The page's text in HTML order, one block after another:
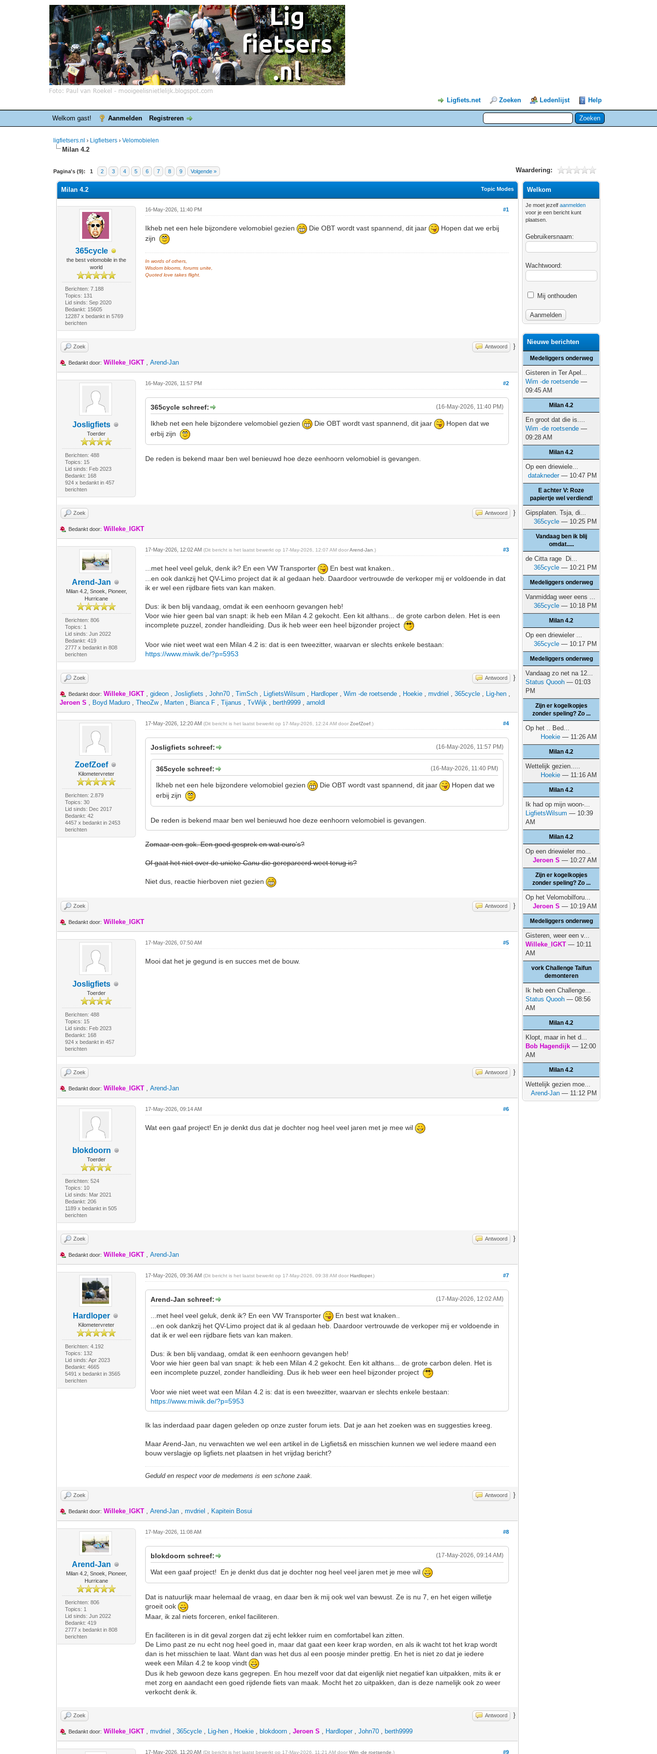
Ligfiets.net Zoeken Ledenlijst Help
Welkom gast! Aanmelden Registreren
ligfietsers.nl › Ligfietsers ›Velomobielen
Milan 4.2
Pagina's (9): 1 2 3 4 5 6 7 8 9 Volgende » Waardering:
0 stemmen - gemiddelde waardering is 0
1
2
3
4
5
Topic Modes
Milan 4.2
365cycle
the best velomobile in the
world
Berichten: 7.188
Topics: 131
Lid sinds: Sep 2020
Bedankt: 15605
12287 x bedankt in 5769
berichten
#1
16-May-2026, 11:40 PM
Ikheb net een hele bijzondere velomobiel gezien Die OBT wordt vast spannend, dit jaar
Hopen dat we erbij
zijn
In words of others,
Wisdom blooms, forums unite,
Quoted love takes flight.
Zoek Antwoord }
Bedankt door: Willeke_IGKT ,Arend-Jan
Josligfiets
Toerder
Berichten: 488
Topics: 15
Lid sinds: Feb 2023
Bedankt: 168
924 x bedankt in 457
berichten
#2
16-May-2026, 11:57 PM
(16-May-2026, 11:40 PM)
365cycle schreef:
Ikheb net een hele bijzondere velomobiel gezien Die OBT wordt vast spannend, dit jaar
Hopen dat we
erbij zijn
De reden is bekend maar ben wel benieuwd hoe deze eenhoorn velomobiel is gevangen.
Zoek Antwoord }
Bedankt door: Willeke_IGKT
Arend-Jan
Milan 4.2, Snoek, Pioneer,
Hurricane
Berichten: 806
Topics: 1
Lid sinds: Jun 2022
Bedankt: 419
2777 x bedankt in 808
berichten
#3
17-May-2026, 12:02 AM(Dit bericht is het laatst bewerkt op 17-May-2026, 12:07 AM doorArend-Jan .)
...met heel veel geluk, denk ik? En een VW Transporter
En best wat knaken..
...en ook dankzij het QV-Limo project dat ik al gedaan heb. Daardoor vertrouwde de verkoper mij er voldoende in dat
ik er wel een rijdbare fiets van kan maken.
Dus: ik ben blij vandaag, omdat ik een eenhoorn gevangen heb!
Voor wie hier geen bal van snapt: ik heb een Milan 4.2 gekocht. Een kit althans... de grote carbon delen. Het is een
incomplete puzzel, zonder handleiding. Dus ik heb weer een heel bijzonder project
Voor wie niet weet wat een Milan 4.2 is: dat is een tweezitter, waarvan er slechts enkele bestaan:
https://www.miwik.de/?p=5953
Zoek Antwoord }
Bedankt door: Willeke_IGKT ,gideon ,Josligfiets ,John70 ,TimSch , LigfietsWilsum , Hardloper,Wim -de roetsende , Hoekie ,mvdriel ,365cycle , Lig-hen ,
Jeroen S , Boyd Maduro ,TheoZw, Marten , Bianca F ,Tijanus ,TvWijk , berth9999 ,arnoldl
ZoefZoef
Kilometervreter
Berichten: 2.879
Topics: 30
Lid sinds: Dec 2017
Bedankt: 42
4457 x bedankt in 2453
berichten
#4
17-May-2026, 12:20 AM(Dit bericht is het laatst bewerkt op 17-May-2026, 12:24 AM doorZoefZoef .)
(16-May-2026, 11:57 PM)
Josligfiets schreef:
(16-May-2026, 11:40 PM)
365cycle schreef:
Ikheb net een hele bijzondere velomobiel gezien Die OBT wordt vast spannend, dit jaar
Hopen dat we
erbij zijn
De reden is bekend maar ben wel benieuwd hoe deze eenhoorn velomobiel is gevangen.
Zomaar een gok. Een goed gesprek en wat euro's?
Of gaat het niet over de unieke Canu die gerepareerd weet terug is?
Niet dus, reactie hierboven niet gezien
Zoek Antwoord }
Bedankt door: Willeke_IGKT
Josligfiets
Toerder
Berichten: 488
Topics: 15
Lid sinds: Feb 2023
Bedankt: 168
924 x bedankt in 457
berichten
#5
17-May-2026, 07:50 AM
Mooi dat het je gegund is en succes met de bouw.
Zoek Antwoord }
Bedankt door: Willeke_IGKT ,Arend-Jan
blokdoorn
Toerder
Berichten: 524
Topics: 10
Lid sinds: Mar 2021
Bedankt: 206
1189 x bedankt in 505
berichten
#6
17-May-2026, 09:14 AM
Wat een gaaf project! En je denkt dus dat je dochter nog heel veel jaren met je mee wil
Zoek Antwoord }
Bedankt door: Willeke_IGKT ,Arend-Jan
Hardloper
Kilometervreter
Berichten: 4.192
Topics: 132
Lid sinds: Apr 2023
Bedankt: 4665
5491 x bedankt in 3565
berichten
#7
17-May-2026, 09:36 AM(Dit bericht is het laatst bewerkt op 17-May-2026, 09:38 AM doorHardloper.)
(17-May-2026, 12:02 AM)
Arend-Jan schreef:
...met heel veel geluk, denk ik? En een VW Transporter
En best wat knaken..
...en ook dankzij het QV-Limo project dat ik al gedaan heb. Daardoor vertrouwde de verkoper mij er voldoende in
dat ik er wel een rijdbare fiets van kan maken.
Dus: ik ben blij vandaag, omdat ik een eenhoorn gevangen heb!
Voor wie hier geen bal van snapt: ik heb een Milan 4.2 gekocht. Een kit althans... de grote carbon delen. Het is
een incomplete puzzel, zonder handleiding. Dus ik heb weer een heel bijzonder project
Voor wie niet weet wat een Milan 4.2 is: dat is een tweezitter, waarvan er slechts enkele bestaan:
https://www.miwik.de/?p=5953
Ik las inderdaad paar dagen geleden op onze zuster forum iets. Dat je aan het zoeken was en suggesties kreeg.
Maar Arend-Jan, nu verwachten we wel een artikel in de Ligfiets& en misschien kunnen we wel iedere maand een
bouw verslagje op ligfiets.net plaatsen in het vrijdag bericht?
Geduld en respect voor de medemens is een schone zaak.
Zoek Antwoord }
Bedankt door: Willeke_IGKT ,Arend-Jan ,mvdriel , Kapitein Bosui
Arend-Jan
Milan 4.2, Snoek, Pioneer,
Hurricane
Berichten: 806
Topics: 1
Lid sinds: Jun 2022
Bedankt: 419
2777 x bedankt in 808
berichten
#8
17-May-2026, 11:08 AM
(17-May-2026, 09:14 AM)
blokdoorn schreef:
Wat een gaaf project! En je denkt dus dat je dochter nog heel veel jaren met je mee wil
Dat is natuurlijk maar helemaal de vraag, en daar ben ik mij ook wel van bewust. Ze is nu 7, en het eigen willetje
groeit ook
Maar, ik zal niets forceren, enkel faciliteren.
En faciliteren is in dit geval zorgen dat zij echt lekker ruim en comfortabel kan zitten.
De Limo past ze nu echt nog heel goed in, maar dat gaat een keer krap worden, en als ik wacht tot het krap wordt
dan is het misschien te laat. Want dan was het dus al een poosje minder prettig. En het is niet zo dat je iedere
week een Milan 4.2 te koop vindt
Dus ik heb gewoon deze kans gegrepen. En hou mezelf voor dat dat eigenlijk niet negatief kan uitpakken, mits ik er
met zorg en aandacht een goed rijdende fiets van maak. Mocht het zo uitpakken, dan is deze namelijk ook zo weer
verkocht denk ik.
Zoek Antwoord }
Bedankt door: Willeke_IGKT ,mvdriel ,365cycle , Lig-hen , Hoekie , blokdoorn ,Jeroen S , Hardloper,John70 , berth9999
#9
17-May-2026, 11:20 AM(Dit bericht is het laatst bewerkt op 17-May-2026, 11:21 AM doorWim -de roetsende .)
Welkom
Je moet jezelfaanmelden
voor je een bericht kunt
plaatsen.
Gebruikersnaam:
Wachtwoord:
Mij onthouden
Nieuwe berichten
Medeliggers onderweg
Gisteren in Ter Apel...
Wim -de roetsende —
09:45 AM
Milan 4.2
En groot dat die is....
Wim -de roetsende —
09:28 AM
Milan 4.2
Op een driewiele...
datakneder— 10:47 PM
E achter V: Roze
papiertje wel verdiend!
Gipsplaten. Tsja, di...
365cycle — 10:25 PM
Vandaag ben ik blij
omdat.....
de Citta rage Di...
365cycle — 10:21 PM
Medeliggers onderweg
Vanmiddag weer eens ...
365cycle — 10:18 PM
Milan 4.2
Op een driewieler ...
365cycle — 10:17 PM
Medeliggers onderweg
Vandaag zo net na 12...
Status Quooh — 01:03
PM
Zijn er kogelkopjes
zonder speling? Zo ...
Op het .. Bed...
Hoekie — 11:26 AM
Milan 4.2
Wettelijk gezien.....
Hoekie — 11:16 AM
Milan 4.2
Ik had op mijn woon-...
LigfietsWilsum — 10:39
AM
Milan 4.2
Op een driewieler mo...
Jeroen S — 10:27 AM
Zijn er kogelkopjes
zonder speling? Zo ...
Op het Velomobilforu...
Jeroen S — 10:19 AM
Medeliggers onderweg
Gisteren, weer een v...
Willeke_IGKT — 10:11
AM
vork Challenge Taifun
demonteren
Ik heb een Challenge...
Status Quooh — 08:56
AM
Milan 4.2
Klopt, maar in het d...
Bob Hagendijk — 12:00
AM
Milan 4.2
Wettelijk gezien moe...
Arend-Jan — 11:12 PM